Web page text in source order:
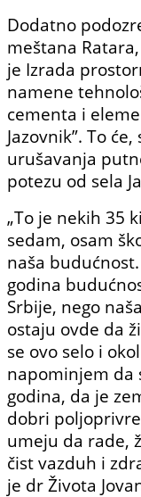
Dodatno
meštana
je Izrada
namene
cementa i
Jazovnik”. To
urušavanja
potezu od sela
„To je nekih 35
sedam, osam
naša
godina
Srbije, nego
ostaju ovde da
se ovo selo i
napominjem da
godina, da je
dobri
umeju da rade,
čist vazduh i
je dr Života